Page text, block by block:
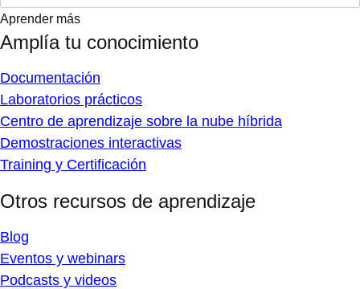
Aprender más
Amplía tu conocimiento
Documentación
Laboratorios prácticos
Centro de aprendizaje sobre la nube híbrida
Demostraciones interactivas
Training y Certificación
Otros recursos de aprendizaje
Blog
Eventos y webinars
Podcasts y videos